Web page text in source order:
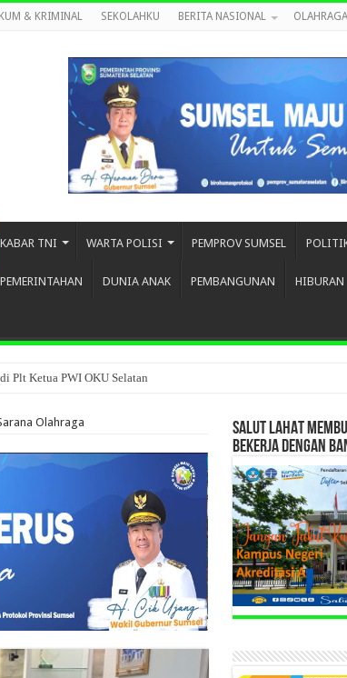
& KRIMINAL SEKOLAHKU BERITA NASIONAL OLAHRAGA
KABAR TNI WARTA POLISI PEMPROV SUMSEL
PEMERINTAHAN DUNIA ANAK PEMBANGUNAN HIBURAN
Plt Ketua PWI OKU Selatan
Olahraga
SALUT LAHAT
BEKERJA DENGAN